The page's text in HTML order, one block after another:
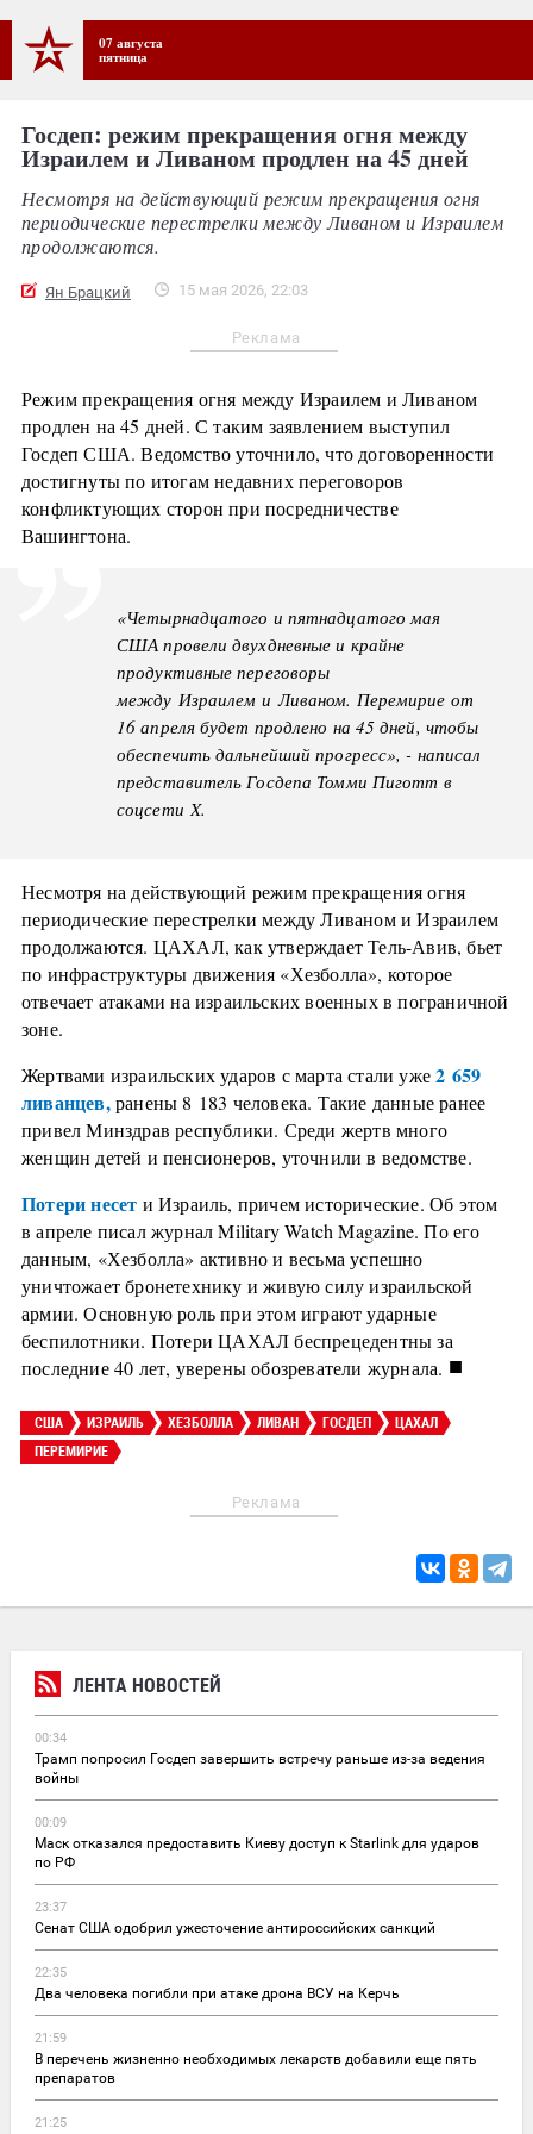
07 августа
пятница
ЛЕНТА НОВОСТЕЙ
00:34
Трамп попросил Госдеп завершить встречу раньше из-за ведения
войны
00:09
Маск отказался предоставить Киеву доступ к Starlink для ударов
по РФ
23:37
Сенат США одобрил ужесточение антироссийских санкций
22:35
Два человека погибли при атаке дрона ВСУ на Керчь
21:59
В перечень жизненно необходимых лекарств добавили еще пять
препаратов
21:25
Госдеп: режим прекращения огня между
Израилем и Ливаном продлен на 45 дней
Несмотря на действующий режим прекращения огня
периодические перестрелки между Ливаном и Израилем
продолжаются.
Ян Брацкий 15 мая 2026, 22:03
Реклама
Режим прекращения огня между Израилем и Ливаном
продлен на 45 дней. С таким заявлением выступил
Госдеп США. Ведомство уточнило, что договоренности
достигнуты по итогам недавних переговоров
конфликтующих сторон при посредничестве
Вашингтона.
«Четырнадцатого и пятнадцатого мая
США провели двухдневные и крайне
продуктивные переговоры
между Израилем и Ливаном. Перемирие от
16 апреля будет продлено на 45 дней, чтобы
обеспечить дальнейший прогресс», - написал
представитель Госдепа Томми Пиготт в
соцсети X.
Несмотря на действующий режим прекращения огня
периодические перестрелки между Ливаном и Израилем
продолжаются. ЦАХАЛ, как утверждает Тель-Авив, бьет
по инфраструктуры движения «Хезболла», которое
отвечает атаками на израильских военных в пограничной
зоне.
Жертвами израильских ударов с марта стали уже2 659
ливанцев,ранены 8 183 человека. Такие данные ранее
привел Минздрав республики. Среди жертв много
женщин детей и пенсионеров, уточнили в ведомстве.
Потери несет и Израиль, причем исторические. Об этом
в апреле писал журнал Military Watch Magazine. По его
данным, «Хезболла» активно и весьма успешно
уничтожает бронетехнику и живую силу израильской
армии. Основную роль при этом играют ударные
беспилотники. Потери ЦАХАЛ беспрецедентны за
последние 40 лет, уверены обозреватели журнала. ■
США ИЗРАИЛЬ ХЕЗБОЛЛА ЛИВАН ГОСДЕП
ЦАХАЛ
ПЕРЕМИРИЕ
Реклама